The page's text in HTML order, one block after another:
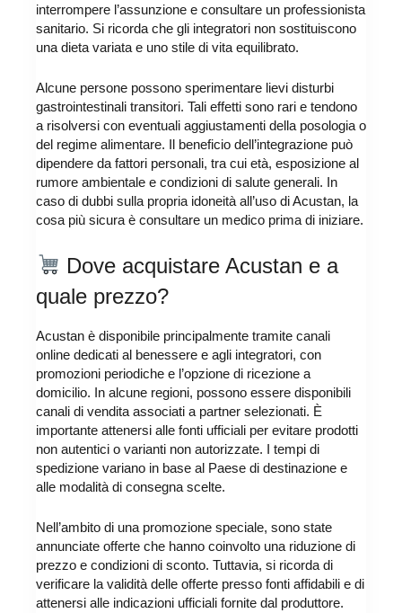
interrompere l’assunzione e consultare un professionista
sanitario. Si ricorda che gli integratori non sostituiscono
una dieta variata e uno stile di vita equilibrato.
Alcune persone possono sperimentare lievi disturbi
gastrointestinali transitori. Tali effetti sono rari e tendono
a risolversi con eventuali aggiustamenti della posologia o
del regime alimentare. Il beneficio dell’integrazione può
dipendere da fattori personali, tra cui età, esposizione al
rumore ambientale e condizioni di salute generali. In
caso di dubbi sulla propria idoneità all’uso di Acustan, la
cosa più sicura è consultare un medico prima di iniziare.
Dove acquistare Acustan e a
quale prezzo?
Acustan è disponibile principalmente tramite canali
online dedicati al benessere e agli integratori, con
promozioni periodiche e l’opzione di ricezione a
domicilio. In alcune regioni, possono essere disponibili
canali di vendita associati a partner selezionati. È
importante attenersi alle fonti ufficiali per evitare prodotti
non autentici o varianti non autorizzate. I tempi di
spedizione variano in base al Paese di destinazione e
alle modalità di consegna scelte.
Nell’ambito di una promozione speciale, sono state
annunciate offerte che hanno coinvolto una riduzione di
prezzo e condizioni di sconto. Tuttavia, si ricorda di
verificare la validità delle offerte presso fonti affidabili e di
attenersi alle indicazioni ufficiali fornite dal produttore.